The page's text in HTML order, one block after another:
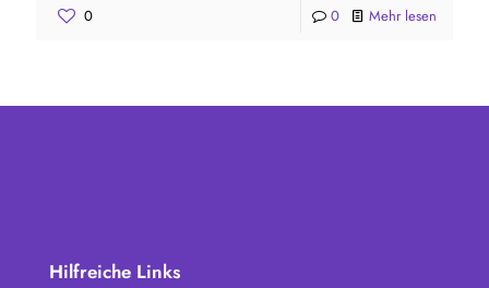
0 0 Mehr lesen
Hilfreiche Links